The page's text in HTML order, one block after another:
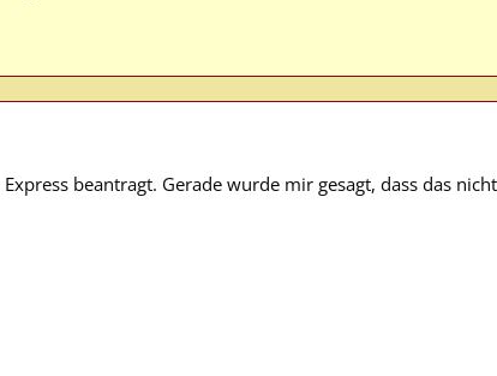
beantragt. Gerade wurde mir gesagt, dass das